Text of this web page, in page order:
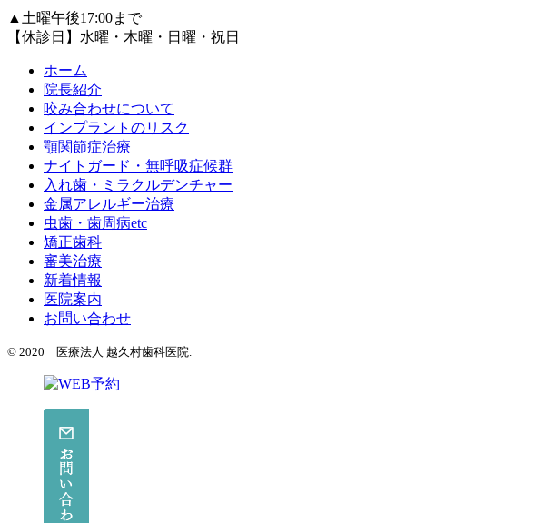
▲ 土曜午後17:00まで
【休診日】水曜・木曜・日曜・祝日
ホーム
院長紹介
咬み合わせについて
インプラントのリスク
顎関節症治療
ナイトガード・無呼吸症候群
入れ歯・ミラクルデンチャー
金属アレルギー治療
虫歯・歯周病etc
矯正歯科
審美治療
新着情報
医院案内
お問い合わせ
© 2020 医療法人 越久村歯科医院.